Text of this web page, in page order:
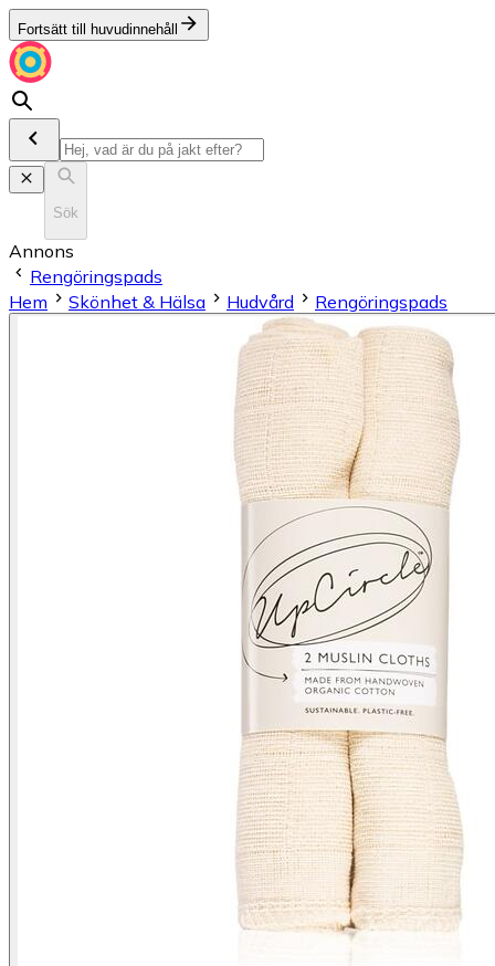
Fortsätt till huvudinnehåll
Sök
Annons
Rengöringspads
Hem
Skönhet & Hälsa Hudvård Rengöringspads